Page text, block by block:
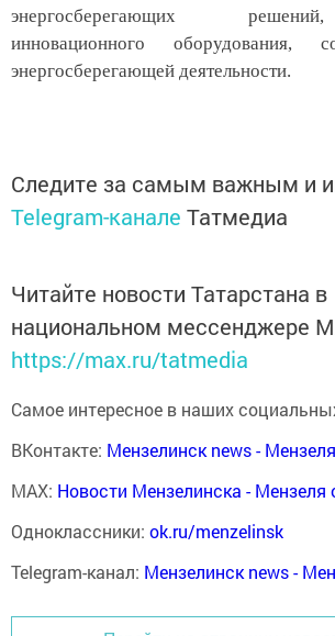
энергосберегающих
инновационного оборудования,
энергосберегающей деятельности.
Следите за самым важным и
Telegram-канале Татмедиа
Читайте новости Татарстана в
национальном мессенджере
https://max.ru/tatmedia
Самое интересное в наших
ВКонтакте: Мензелинск news -
MAX: Новости Мензелинска - Мензеля
Одноклассники: ok.ru/menzelinsk
Telegram-канал: Мензелинск news -